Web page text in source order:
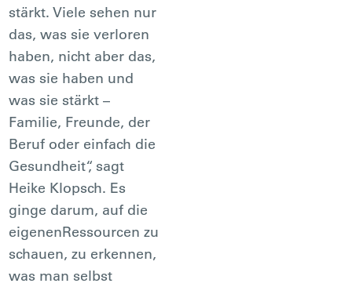
stärkt. Viele sehen nur
das, was sie verloren
haben, nicht aber das,
was sie haben und
was sie stärkt –
Familie, Freunde, der
Beruf oder einfach die
Gesundheit“, sagt
Heike Klopsch. Es
ginge darum, auf die
eigenenRessourcen zu
schauen, zu erkennen,
was man selbst